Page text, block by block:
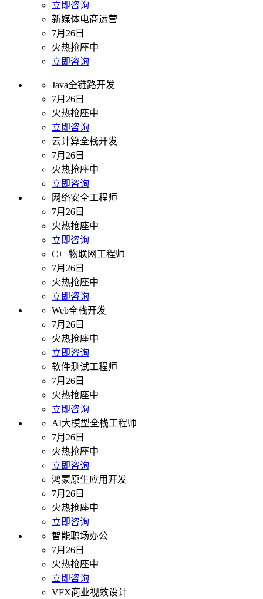
立即咨询
新媒体电商运营
7月26日
火热抢座中
立即咨询
Java全链路开发
7月26日
火热抢座中
立即咨询
云计算全栈开发
7月26日
火热抢座中
立即咨询
网络安全工程师
7月26日
火热抢座中
立即咨询
C++物联网工程师
7月26日
火热抢座中
立即咨询
Web全栈开发
7月26日
火热抢座中
立即咨询
软件测试工程师
7月26日
火热抢座中
立即咨询
AI大模型全栈工程师
7月26日
火热抢座中
立即咨询
鸿蒙原生应用开发
7月26日
火热抢座中
立即咨询
智能职场办公
7月26日
火热抢座中
立即咨询
VFX商业视效设计